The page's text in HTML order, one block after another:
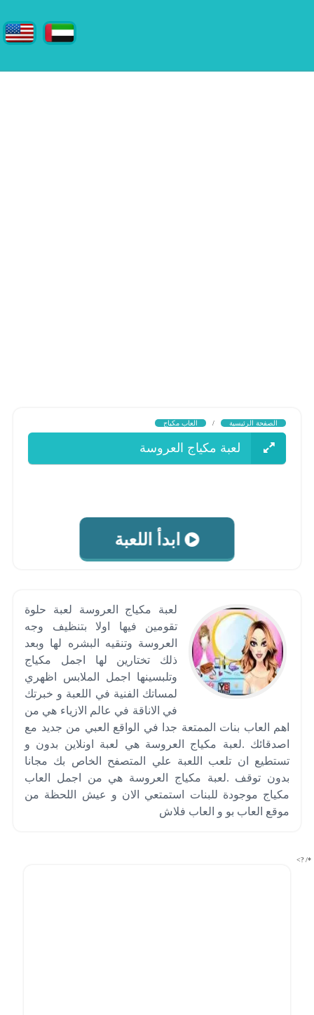
الصفحة الرئيسية / العاب مكياج
لعبة مكياج العروسة
ابدأ اللعبة
لعبة مكياج العروسة لعبة حلوة
تقومين فيها اولا بتنظيف وجه
العروسة وتنقيه البشره لها وبعد
ذلك تختارين لها اجمل مكياج
وتلبسينها اجمل الملابس اظهري
لمساتك الفنية في اللعبة و خبرتك
في الاناقة في عالم الازياء هي من
اهم العاب بنات الممتعة جدا في الواقع العبي من جديد مع
اصدقائك .لعبة مكياج العروسة هي لعبة اونلاين بدون و
تستطيع ان تلعب اللعبة علي المتصفح الخاص بك مجانا
بدون توقف .لعبة مكياج العروسة هي من اجمل العاب
مكياج موجودة للبنات استمتعي الان و عيش اللحظة من
موقع العاب بو و العاب فلاش
*/ ?>